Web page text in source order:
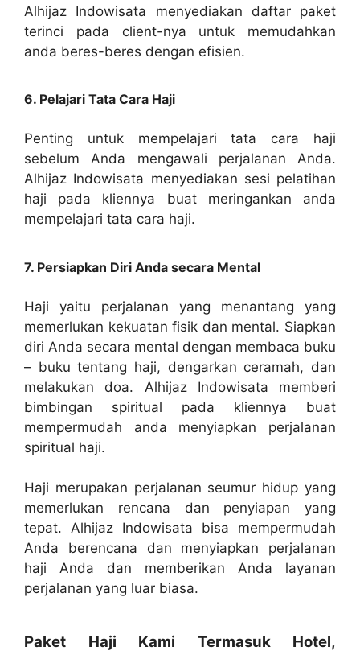
Alhijaz Indowisata menyediakan daftar paket
terinci pada client-nya untuk memudahkan
anda beres-beres dengan efisien.
6. Pelajari Tata Cara Haji
Penting untuk mempelajari tata cara haji
sebelum Anda mengawali perjalanan Anda.
Alhijaz Indowisata menyediakan sesi pelatihan
haji pada kliennya buat meringankan anda
mempelajari tata cara haji.
7. Persiapkan Diri Anda secara Mental
Haji yaitu perjalanan yang menantang yang
memerlukan kekuatan fisik dan mental. Siapkan
diri Anda secara mental dengan membaca buku
– buku tentang haji, dengarkan ceramah, dan
melakukan doa. Alhijaz Indowisata memberi
bimbingan spiritual pada kliennya buat
mempermudah anda menyiapkan perjalanan
spiritual haji.
Haji merupakan perjalanan seumur hidup yang
memerlukan rencana dan penyiapan yang
tepat. Alhijaz Indowisata bisa mempermudah
Anda berencana dan menyiapkan perjalanan
haji Anda dan memberikan Anda layanan
perjalanan yang luar biasa.
Paket Haji Kami Termasuk Hotel,